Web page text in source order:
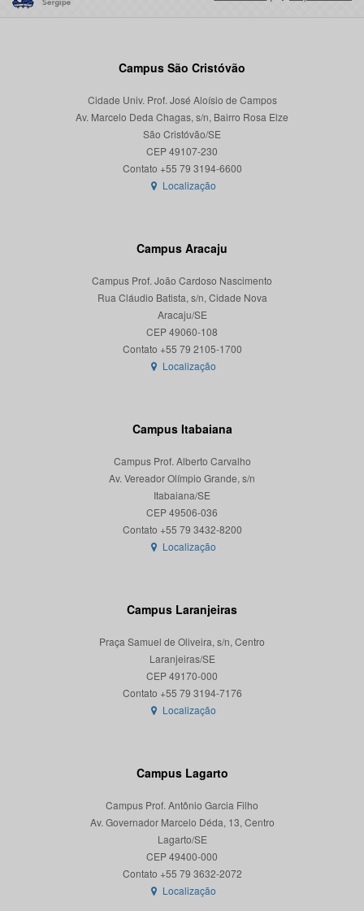
Campus São Cristóvão
Cidade Univ. Prof. José Aloísio de Campos
Av. Marcelo Deda Chagas, s/n, Bairro Rosa Elze
São Cristóvão/SE
CEP 49107-230
Localização
Campus Aracaju
Campus Prof. João Cardoso Nascimento
Rua Cláudio Batista, s/n, Cidade Nova
Aracaju/SE
CEP 49060-108
Localização
Campus Itabaiana
Campus Prof. Alberto Carvalho
Av. Vereador Olímpio Grande, s/n
Itabaiana/SE
CEP 49506-036
Localização
Campus Laranjeiras
Praça Samuel de Oliveira, s/n, Centro
Laranjeiras/SE
CEP 49170-000
Localização
Campus Lagarto
Campus Prof. Antônio Garcia Filho
Av. Governador Marcelo Déda, 13, Centro
Lagarto/SE
CEP 49400-000
Localização